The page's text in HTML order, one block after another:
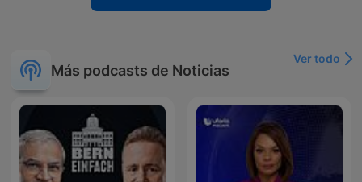
Más podcasts de Noticias
Ver todo